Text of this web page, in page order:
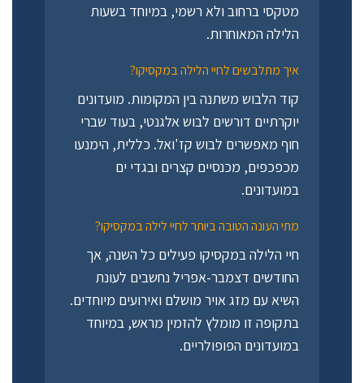
מטקסי ברחוב ולא רשמי, במיוחד בשעות
הלילה המאוחרות.
איך מתלבשים לחיי הלילה במקסיקו?
קוד הלבוש משתנה בין המקומות. מועדונים
יוקרתיים דורשים לבוש אלגנטי, בעוד שברי
חוף מאפשרים לבוש קז'ואל. כללית, הימנעו
מכפכפים, מכנסיים קצרים ובגדי ים
במועדונים.
מתי העונה הטובה ביותר לחיי לילה במקסיקו?
חיי הלילה במקסיקו פעילים כל השנה, אך
החודשים דצמבר-אפריל נחשבים לעונת
השיא עם מזג אויר מושלם ואירועים מיוחדים.
בתקופה זו מומלץ להזמין מראש, במיוחד
במועדונים הפופולריים.